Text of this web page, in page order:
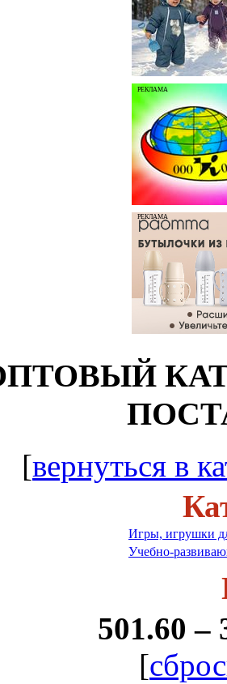
РЕКЛАМА
РЕКЛАМА
[вернуться в
Игры, игрушки
Учебно-
501.60 –
[